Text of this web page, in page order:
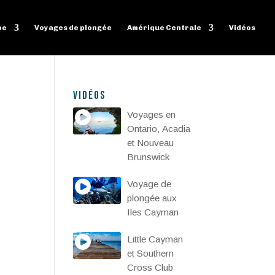
Voyages de plongée Amérique Centrale Vidéos
Vidéos
Voyages en
Ontario, Acadia
et Nouveau
Brunswick
Voyage de
plongée aux
Iles Cayman
Little Cayman
et Southern
Cross Club